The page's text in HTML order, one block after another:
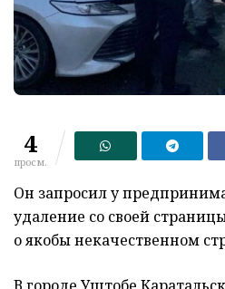
4
просм.
Он запросил у
удаление со своей
о якобы некачественном